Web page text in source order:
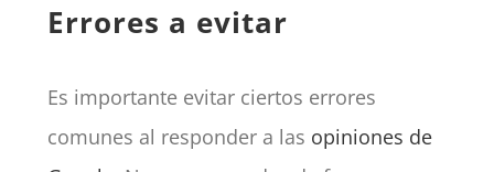
Errores a evitar
Es importante evitar ciertos errores
comunes al responder a las opiniones de